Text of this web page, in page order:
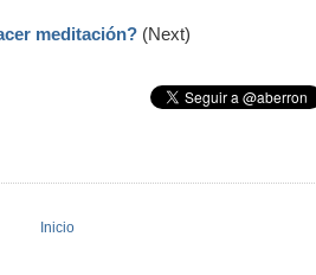
meditación? (Next)
Inicio